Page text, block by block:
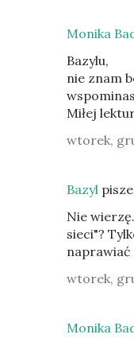
Monika
Bazylu,
nie znam
Miłej
wtorek,
Bazyl
Nie
sieci"?
naprawiać
wtorek,
Monika